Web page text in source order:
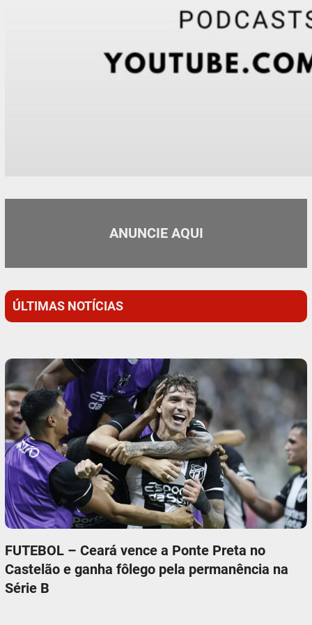
ANUNCIE AQUI
ÚLTIMAS NOTÍCIAS
FUTEBOL – Ceará vence a Ponte Preta no
Castelão e ganha fôlego pela permanência na
Série B